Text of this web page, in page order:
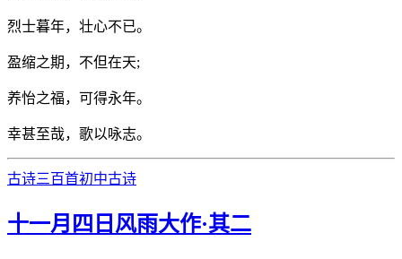
烈士暮年，壮心不已。
盈缩之期，不但在天;
养怡之福，可得永年。
幸甚至哉，歌以咏志。
古诗三百首初中古诗
十一月四日风雨大作·其二